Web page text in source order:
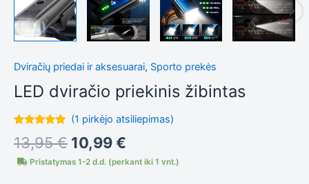
Dviračių priedai ir aksesuarai, Sporto prekės
LED dviračio priekinis žibintas
5.00iš 5
(viso
įvertinimų:)
(1 pirkėjo atsiliepimas)
13,95€ 10,99€
Pristatymas 1-2 d.d. (perkant iki 1 vnt.)
Tiksliniai
Šie
yra
tinkamai